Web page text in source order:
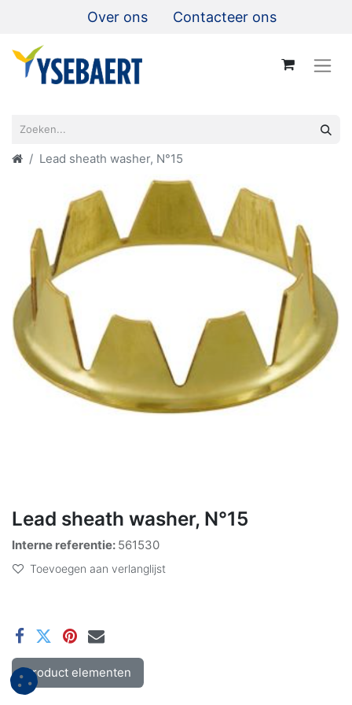
Over ons Contacteer ons
Lead sheath washer, N°15
Lead sheath washer, N°15
Interne referentie: 561530
Toevoegen aan verlanglijst
Product elementen